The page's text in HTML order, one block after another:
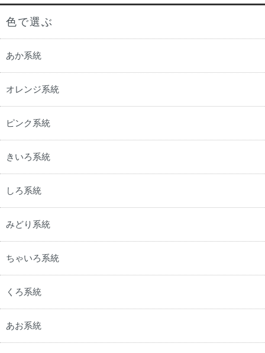
色で選ぶ
あか系統
オレンジ系統
ピンク系統
きいろ系統
しろ系統
みどり系統
ちゃいろ系統
くろ系統
あお系統